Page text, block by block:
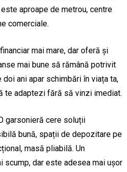
aproape de metrou, centre
comerciale.
mai mare, dar oferă și
mai bune să rămână potrivit
ani apar schimbări în viața ta,
te adaptezi fără să vinzi imediat.
garsonieră cere soluții
bună, spații de depozitare pe
masă pliabilă. Un
scump, dar este adesea mai ușor